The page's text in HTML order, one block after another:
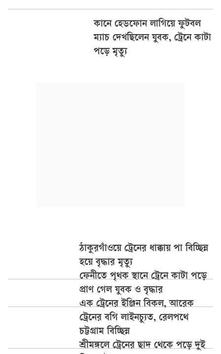
কানে হেডফোন লাগিয়ে ফুটবল
ম্যাচ দেখছিলেন যুবক, ট্রেনে কাটা
পড়ে মৃত্যু
ঠাকুরগাঁওয়ে ট্রেনের ধাক্কায় পা বিচ্ছিন্ন
হয়ে বৃদ্ধার মৃত্যু
ফেনীতে পৃথক স্থানে ট্রেনে কাটা পড়ে
প্রাণ গেল যুবক ও বৃদ্ধার
এক ট্রেনের ইঞ্জিন বিকল, আরেক
ট্রেনের বগি লাইনচ্যুত, রেলপথে
চট্টগ্রাম বিচ্ছিন্ন
শ্রীমঙ্গলে ট্রেনের ছাদ থেকে পড়ে দুই